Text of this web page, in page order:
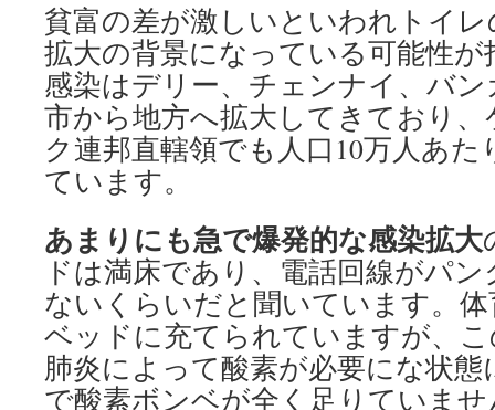
貧富の差が激しいといわれトイ
拡大の背景になっている可能性
感染はデリー、チェンナイ、バ
市から地方へ拡大してきており
ク連邦直轄領でも人口10万人あた
ています。
あまりにも急で爆発的な感染拡大
ドは満床であり、電話回線がパ
ないくらいだと聞いています。
ベッドに充てられていますが、
肺炎によって酸素が必要にな状
で酸素ボンベが全く足りていま